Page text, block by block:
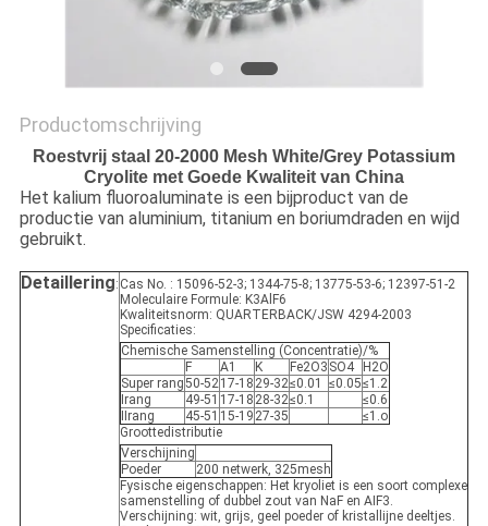
Productomschrijving
Roestvrij staal 20-2000 Mesh White/Grey Potassium
Cryolite met Goede Kwaliteit van China
Het kalium fluoroaluminate is een bijproduct van de
productie van aluminium, titanium en boriumdraden en wijd
gebruikt.
Detaillering: Cas No. : 15096-52-3; 1344-75-8; 13775-53-6; 12397-51-2
Moleculaire Formule: K3AlF6
Kwaliteitsnorm: QUARTERBACK/JSW 4294-2003
Specificaties:
Chemische Samenstelling (Concentratie)/%
F
A1 K Fe2O3 SO4
H2O
Super rang50-5217-18 29-32≤0.01 ≤0.05≤1.2
Ⅰrang
49-51 17-18 28-32≤0.1
≤0.6
Ⅱrang
45-51 15-19 27-35
≤1.o
Groottedistributie
Verschijning
Poeder
200 netwerk, 325mesh
Fysische eigenschappen: Het kryoliet is een soort complexe
samenstelling of dubbel zout van NaF en AIF3.
Verschijning: wit, grijs, geel poeder of kristallijne deeltjes.